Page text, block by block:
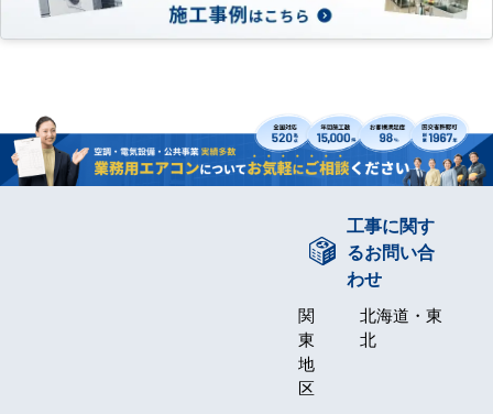
工事に関す
るお問い合
わせ
関
東
地
区
北海道・東
北